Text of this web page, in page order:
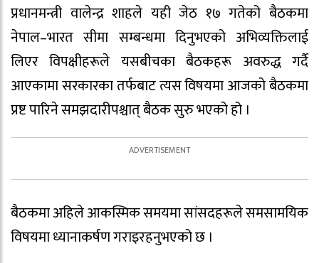
प्रधानमन्त्री वालेन्द्र शाहले यही जेठ १७ गतेको बैठकमा
नेपाल–भारत सीमा सम्बन्धमा दिनुभएको अभिव्यक्तिलाई
लिएर विपक्षीहरूले यसबीचका बैठकहरू अवरुद्ध गर्दै
आएकामा सरकारका तर्फबाट त्यस विषयमा आजको बैठकमा
प्रष्ट पारिने समझदारीपश्चात् बैठक सुरु भएको हो ।
बैठकमा अहिले आकस्मिक समयमा सांसदहरूले समसामयिक
विषयमा ध्यानाकर्षण गराइरहनुभएको छ ।